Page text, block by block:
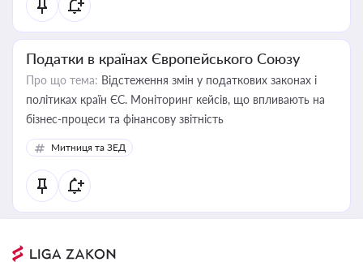
Податки в країнах Європейського Союзу
Про що тема: Відстеження змін у податкових законах і
політиках країн ЄС. Моніторинг кейсів, що впливають на
бізнес-процеси та фінансову звітність
Митниця та ЗЕД